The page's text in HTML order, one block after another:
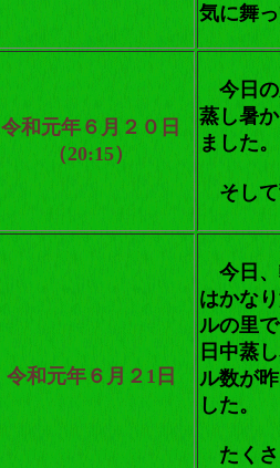
気に舞
令和元年６月２０日
（20:15）
今日の
蒸し暑
ました。
そして
令和元年６月２1日
今日、
はかな
ルの里
日中蒸
ル数が
した。
たくさ